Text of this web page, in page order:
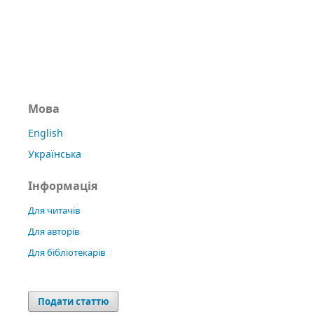
Мова
English
Українська
Інформація
Для читачів
Для авторів
Для бібліотекарів
Подати статтю